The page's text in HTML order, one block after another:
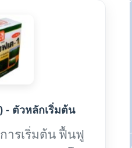
- ตัวหลักเริ่มต้น
ารเริ่มต้น ฟื้นฟู